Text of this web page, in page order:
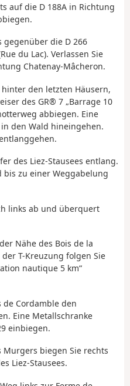
auf die D 188A in Richtung
gegenüber die D 266
du Lac). Verlassen Sie
Chatenay-Mâcheron.
den letzten Häusern,
des GR® 7 „Barrage 10
abbiegen. Eine
den Wald hineingehen.
des Liez-Stausees entlang.
zu einer Weggabelung
links ab und überquert
Nähe des Bois de la
T-Kreuzung folgen Sie
nautique 5 km“
de Cordamble den
Eine Metallschranke
einbiegen.
Murgers biegen Sie rechts
Liez-Stausees.